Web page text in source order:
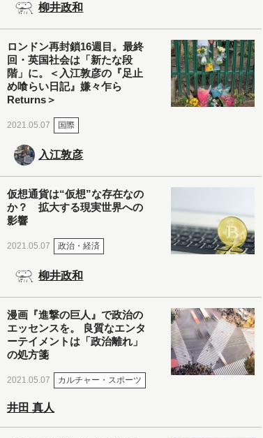
柳井政和
ロンドン再封鎖16週目。最終
回・英国社会は「新たな段
階」に。＜入江敦彦の『足止
め喰らい日記』嫌々乍ら
Returns＞
2021.05.07 国際
入江敦彦
仮想通貨は“仮想”な存在なの
か？ 拡大する現実世界への
影響
2021.05.07 政治・経済
柳井政和
漫画『進撃の巨人』で政治の
エッセンスを。 良質なエンタ
ーテイメントは「政治離れ」
の処方箋
2021.05.07 カルチャー・スポーツ
井田 真人